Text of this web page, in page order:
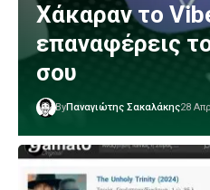
Χάκαραν το
επαναφέρεις
σου
ByΠαναγιώτης Σακαλάκης28